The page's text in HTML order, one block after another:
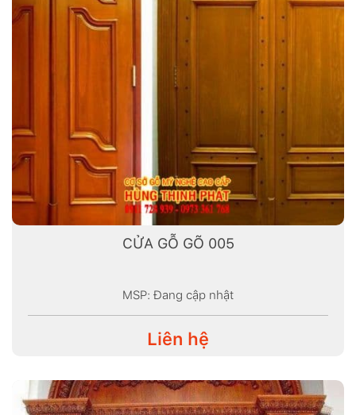
CỬA GỖ GÕ 005
MSP: Đang cập nhật
Liên hệ